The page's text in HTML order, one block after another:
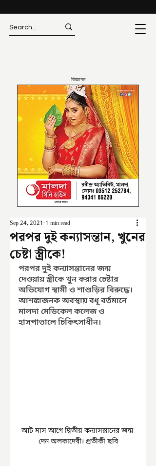
বিজ্ঞাপন
পরপর দুই কন্যাসন্তান, খুনের
চেষ্টা স্ত্রীকে!
Sep 24, 2021 1 min read
পরপর দুই কন্যাসন্তানের জন্ম
দেওয়ায় স্ত্রীকে খুন করার চেষ্টার
অভিযোগ স্বামী ও শাশুড়ির বিরুদ্ধে।
আশঙ্কাজনক অবস্থায় বধূ বর্তমানে
মালদা মেডিকেল কলেজ ও
হাসপাতালে চিকিৎসাধীন।
আট মাস আগে দ্বিতীয় কন্যাসন্তানের জন্ম
দেন অলকাদেবী। প্রতীকী ছবি